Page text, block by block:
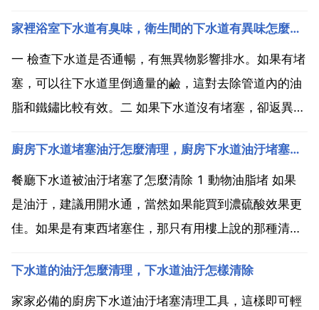
家裡浴室下水道有臭味，衛生間的下水道有異味怎麼辦？
一 檢查下水道是否通暢，有無異物影響排水。如果有堵
塞，可以往下水道里倒適量的鹼，這對去除管道內的油
脂和鐵鏽比較有效。二 如果下水道沒有堵塞，卻返異
袋口，放在下水道的口上蓋嚴，起到封閉氣味的作用。
此外，最好同時保持下水道口的碗狀存水結構中存有清
水，這樣更...
廚房下水道堵塞油汙怎麼清理，廚房下水道油汙堵塞怎麼辦？
餐廳下水道被油汙堵塞了怎麼清除 1 動物油脂堵 如果
是油汙，建議用開水通，當然如果能買到濃硫酸效果更
佳。如果是有東西堵塞住，那只有用樓上說的那種清理
的到處都有賣的，可以試一下。裡面加少量一點麵粉，
起緩蝕劑的作用，有烏洛托品最好。可以減輕對鋼鐵...
下水道的油汙怎麼清理，下水道油汙怎樣清除
家家必備的廚房下水道油汙堵塞清理工具，這樣即可輕